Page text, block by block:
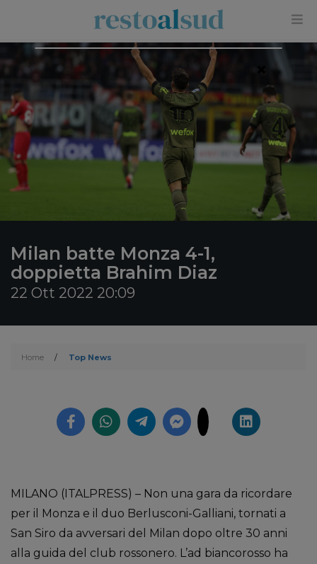
Milan batte Monza 4-1,
doppietta Brahim Diaz
22 Ott 2022 20:09
Home / Top News
MILANO (ITALPRESS) – Non una gara da ricordare
per il Monza e il duo Berlusconi-Galliani, tornati a
San Siro da avversari del Milan dopo oltre 30 anni
alla guida del club rossonero. L’ad biancorosso ha